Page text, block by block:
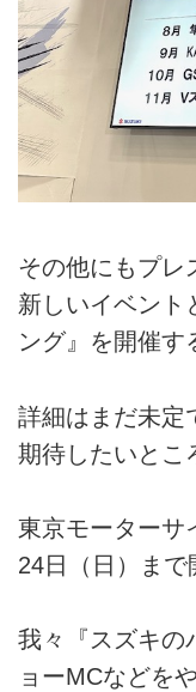
その他にもプレ
新しいイベント
ング』を開催す
詳細はまだ未定
期待したいとこ
東京モーターサ
24日（日）まで
我々『スズキの
ョーMCなどを